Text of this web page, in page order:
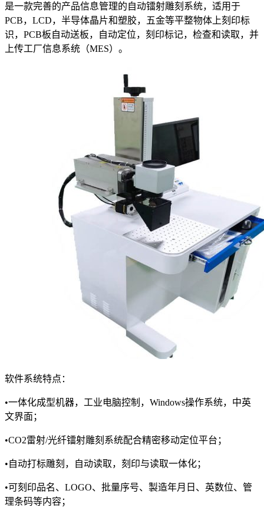
是一款完善的产品信息管理的自动镭射雕刻系统，适用于
PCB，LCD，半导体晶片和塑胶，五金等平整物体上刻印标
识，PCB板自动送板，自动定位，刻印标记，检查和读取，并
上传工厂信息系统（MES）。
软件系统特点：
•一体化成型机器，工业电脑控制，Windows操作系统，中英
文界面；
•CO2雷射/光纤镭射雕刻系统配合精密移动定位平台；
•自动打标雕刻，自动读取，刻印与读取一体化；
•可刻印品名、LOGO、批量序号、製造年月日、英数位、管
理条码等内容；